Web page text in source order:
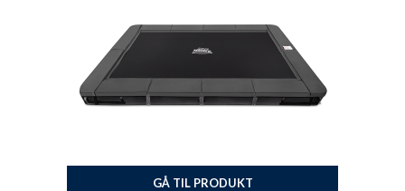
GÅ TIL PRODUKT